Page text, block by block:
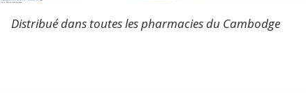
Distribué dans toutes les pharmacies du Cambodge